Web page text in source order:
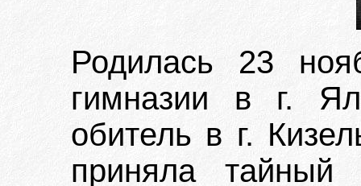
Родилась 23
гимназии в г.
обитель в г.
приняла